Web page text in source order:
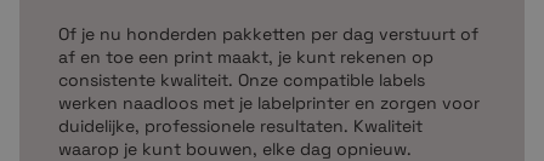
Of je nu honderden pakketten per dag verstuurt of
af en toe een print maakt, je kunt rekenen op
consistente kwaliteit. Onze compatible labels
werken naadloos met je labelprinter en zorgen voor
duidelijke, professionele resultaten. Kwaliteit
waarop je kunt bouwen, elke dag opnieuw.